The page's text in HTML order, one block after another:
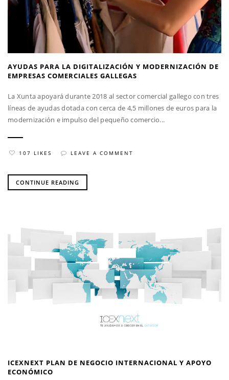
AYUDAS PARA LA DIGITALIZACIÓN Y MODERNIZACIÓN DE
EMPRESAS COMERCIALES GALLEGAS
La Xunta apoyará durante 2018 al sector comercial gallego con tres
líneas de ayudas dotada con cerca de 4,5 millones de euros para la
modernización e impulso del pequeño comercio...
107 LIKES LEAVE A COMMENT
CONTINUE READING
ICEXNEXT PLAN DE NEGOCIO INTERNACIONAL Y APOYO
ECONÓMICO